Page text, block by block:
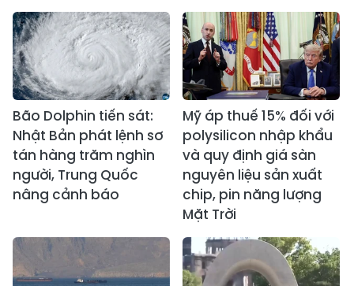
Bão Dolphin tiến sát:
Nhật Bản phát lệnh sơ
tán hàng trăm nghìn
người, Trung Quốc
nâng cảnh báo
Mỹ áp thuế 15% đối với
polysilicon nhập khẩu
và quy định giá sàn
nguyên liệu sản xuất
chip, pin năng lượng
Mặt Trời